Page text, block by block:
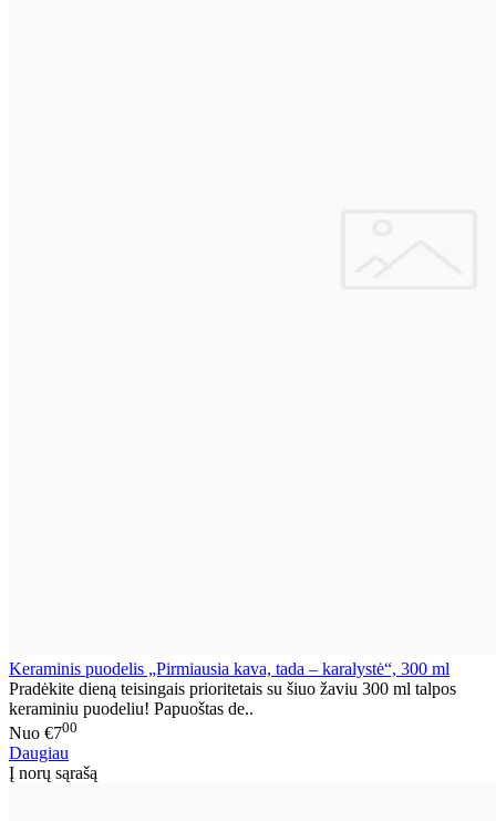
Keraminis puodelis „Pirmiausia kava, tada – karalystė“, 300 ml
Pradėkite dieną teisingais prioritetais su šiuo žaviu 300 ml talpos
keraminiu puodeliu! Papuoštas de..
Nuo €700
Daugiau
Į norų sąrašą